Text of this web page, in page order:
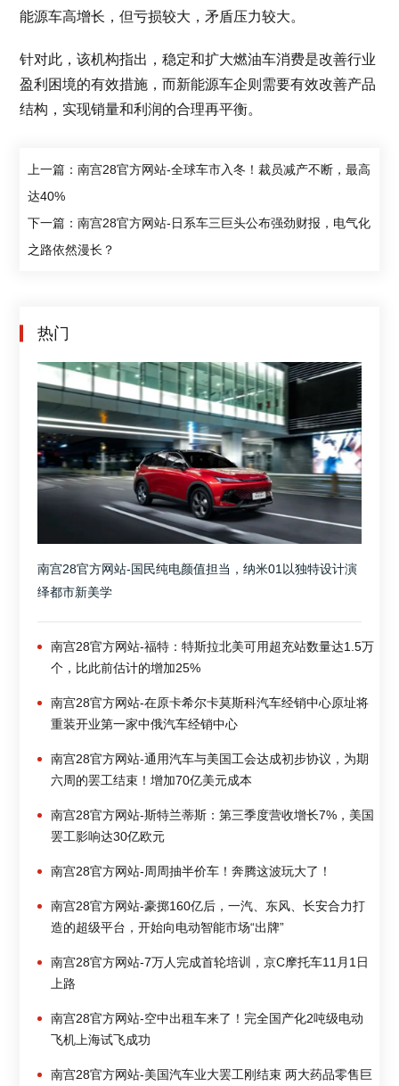
能源车高增长，但亏损较大，矛盾压力较大。
针对此，该机构指出，稳定和扩大燃油车消费是改善行业
盈利困境的有效措施，而新能源车企则需要有效改善产品
结构，实现销量和利润的合理再平衡。
上一篇：南宫28官方网站-全球车市入冬！裁员减产不断，最高
达40%
下一篇：南宫28官方网站-日系车三巨头公布强劲财报，电气化
之路依然漫长？
热门
南宫28官方网站-国民纯电颜值担当，纳米01以独特设计演
绎都市新美学
南宫28官方网站-福特：特斯拉北美可用超充站数量达1.5万
个，比此前估计的增加25%
南宫28官方网站-在原卡希尔卡莫斯科汽车经销中心原址将
重装开业第一家中俄汽车经销中心
南宫28官方网站-通用汽车与美国工会达成初步协议，为期
六周的罢工结束！增加70亿美元成本
南宫28官方网站-斯特兰蒂斯：第三季度营收增长7%，美国
罢工影响达30亿欧元
南宫28官方网站-周周抽半价车！奔腾这波玩大了！
南宫28官方网站-豪掷160亿后，一汽、东风、长安合力打
造的超级平台，开始向电动智能市场“出牌”
南宫28官方网站-7万人完成首轮培训，京C摩托车11月1日
上路
南宫28官方网站-空中出租车来了！完全国产化2吨级电动
飞机上海试飞成功
南宫28官方网站-美国汽车业大罢工刚结束 两大药品零售巨